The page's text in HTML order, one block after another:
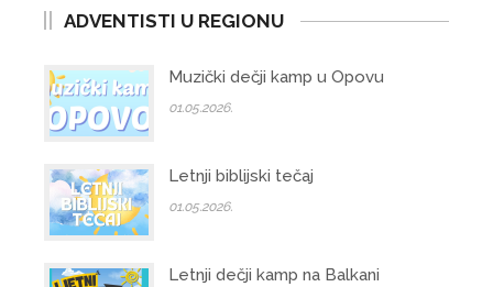
ADVENTISTI U REGIONU
Muzički dečji kamp u Opovu
01.05.2026.
Letnji biblijski tečaj
01.05.2026.
Letnji dečji kamp na Balkani